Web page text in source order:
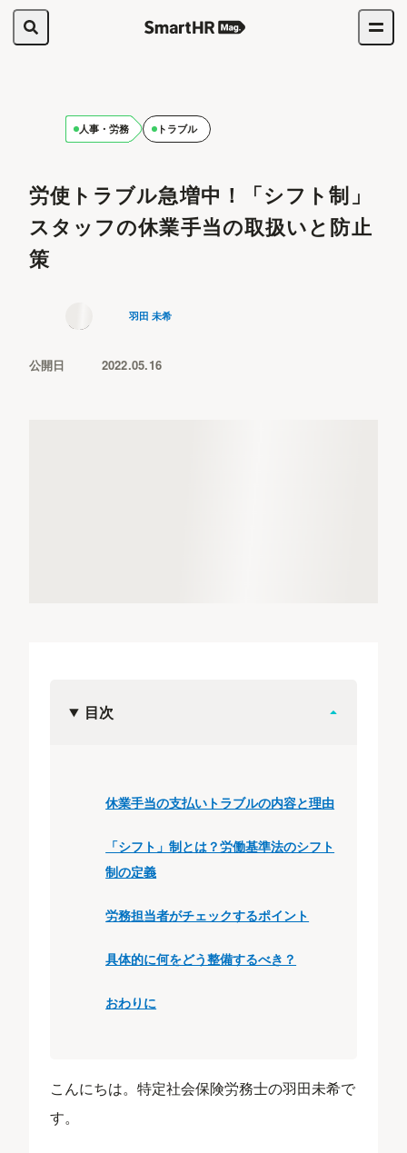
人事・労務 トラブル
労使トラブル急増中！「シフト制」
スタッフの休業手当の取扱いと防止
策
羽田 未希
公開日 2022.05.16
目次
休業手当の支払いトラブルの内容と理由
「シフト」制とは？労働基準法のシフト
制の定義
労務担当者がチェックするポイント
具体的に何をどう整備するべき？
おわりに
こんにちは。特定社会保険労務士の羽田未希で
す。